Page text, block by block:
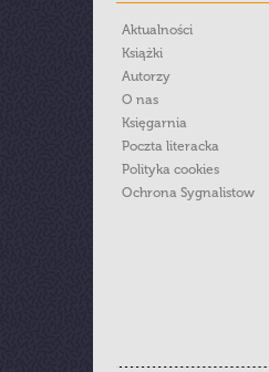
Aktualności
Książki
Autorzy
O nas
Księgarnia
Poczta literacka
Polityka cookies
Ochrona Sygnalistow